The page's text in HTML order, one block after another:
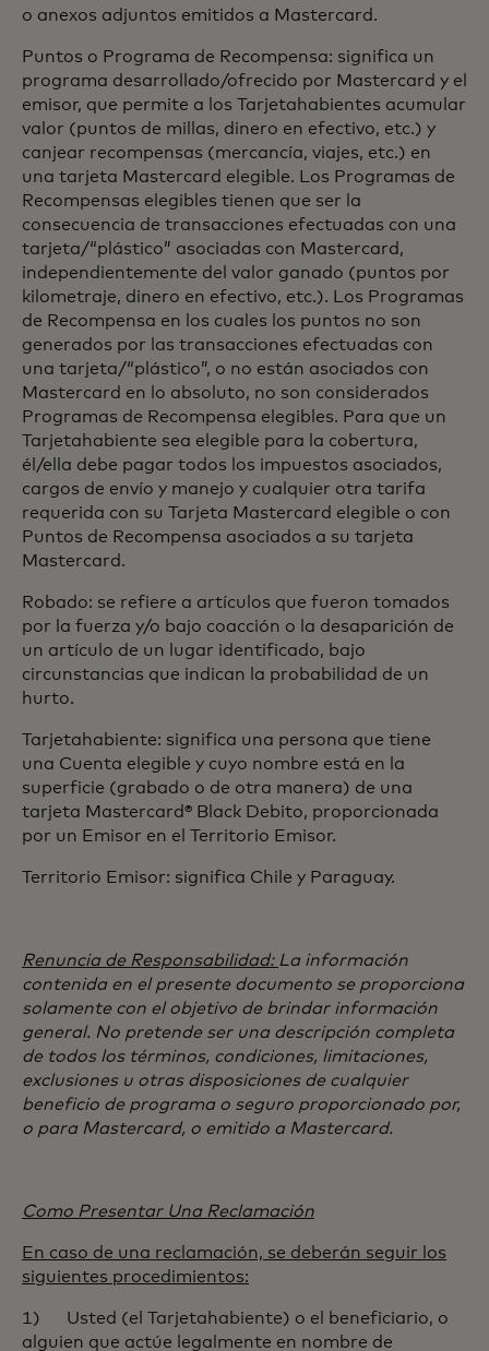
o anexos adjuntos emitidos a Mastercard.
Puntos o Programa de Recompensa: significa un
programa desarrollado/ofrecido por Mastercard y el
emisor, que permite a los Tarjetahabientes acumular
valor (puntos de millas, dinero en efectivo, etc.) y
canjear recompensas (mercancía, viajes, etc.) en
una tarjeta Mastercard elegible. Los Programas de
Recompensas elegibles tienen que ser la
consecuencia de transacciones efectuadas con una
tarjeta/“plástico” asociadas con Mastercard,
independientemente del valor ganado (puntos por
kilometraje, dinero en efectivo, etc.). Los Programas
de Recompensa en los cuales los puntos no son
generados por las transacciones efectuadas con
una tarjeta/“plástico”, o no están asociados con
Mastercard en lo absoluto, no son considerados
Programas de Recompensa elegibles. Para que un
Tarjetahabiente sea elegible para la cobertura,
él/ella debe pagar todos los impuestos asociados,
cargos de envío y manejo y cualquier otra tarifa
requerida con su Tarjeta Mastercard elegible o con
Puntos de Recompensa asociados a su tarjeta
Mastercard.
Robado: se refiere a artículos que fueron tomados
por la fuerza y/o bajo coacción o la desaparición de
un artículo de un lugar identificado, bajo
circunstancias que indican la probabilidad de un
hurto.
Tarjetahabiente: significa una persona que tiene
una Cuenta elegible y cuyo nombre está en la
superficie (grabado o de otra manera) de una
tarjeta Mastercard® Black Debito, proporcionada
por un Emisor en el Territorio Emisor.
Territorio Emisor: significa Chile y Paraguay.
Renuncia de Responsabilidad: La información
contenida en el presente documento se proporciona
solamente con el objetivo de brindar información
general. No pretende ser una descripción completa
de todos los términos, condiciones, limitaciones,
exclusiones u otras disposiciones de cualquier
beneficio de programa o seguro proporcionado por,
o para Mastercard, o emitido a Mastercard.
Como Presentar Una Reclamación
En caso de una reclamación, se deberán seguir los
siguientes procedimientos:
1) Usted (el Tarjetahabiente) o el beneficiario, o
alguien que actúe legalmente en nombre de